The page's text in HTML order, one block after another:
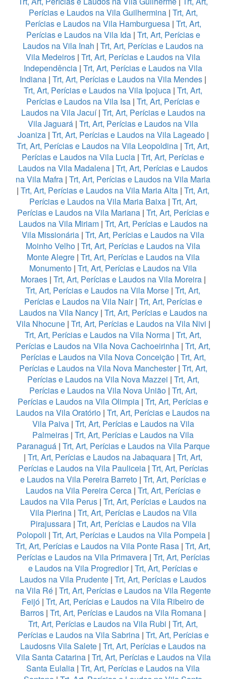
Perícias e Laudos na Vila Guilhermina| Trt, Art,
Perícias e Laudos na Vila Hamburguesa| Trt, Art,
Perícias e Laudos na Vila Ida| Trt, Art, Perícias e
Laudos na Vila Inah | Trt, Art, Perícias e Laudos na
Vila Medeiros | Trt, Art, Perícias e Laudos na Vila
Independência | Trt, Art, Perícias e Laudos na Vila
Indiana | Trt, Art, Perícias e Laudos na Vila Mendes |
Trt, Art, Perícias e Laudos na Vila Ipojuca | Trt, Art,
Perícias e Laudos na Vila Isa | Trt, Art, Perícias e
Laudos na Vila Jacuí| Trt, Art, Perícias e Laudos na
Vila Jaguará | Trt, Art, Perícias e Laudos na Vila
Joaniza| Trt, Art, Perícias e Laudos na Vila Lageado|
Trt, Art, Perícias e Laudos na Vila Leopoldina | Trt, Art,
Perícias e Laudos na Vila Lucia | Trt, Art, Perícias e
Laudos na Vila Madalena | Trt, Art, Perícias e Laudos
na Vila Mafra | Trt, Art, Perícias e Laudos na Vila Maria
| Trt, Art, Perícias e Laudos na Vila Maria Alta | Trt, Art,
Perícias e Laudos na Vila Maria Baixa| Trt, Art,
Perícias e Laudos na Vila Mariana| Trt, Art, Perícias e
Laudos na Vila Miriam| Trt, Art, Perícias e Laudos na
Vila Missionária | Trt, Art, Perícias e Laudos na Vila
Moinho Velho | Trt, Art, Perícias e Laudos na Vila
Monte Alegre| Trt, Art, Perícias e Laudos na Vila
Monumento | Trt, Art, Perícias e Laudos na Vila
Moraes| Trt, Art, Perícias e Laudos na Vila Moreira|
Trt, Art, Perícias e Laudos na Vila Morse | Trt, Art,
Perícias e Laudos na Vila Nair| Trt, Art, Perícias e
Laudos na Vila Nancy| Trt, Art, Perícias e Laudos na
Vila Nhocune| Trt, Art, Perícias e Laudos na Vila Nivi |
Trt, Art, Perícias e Laudos na Vila Norma | Trt, Art,
Perícias e Laudos na Vila Nova Cachoeirinha | Trt, Art,
Perícias e Laudos na Vila Nova Conceição| Trt, Art,
Perícias e Laudos na Vila Nova Manchester| Trt, Art,
Perícias e Laudos na Vila Nova Mazzei | Trt, Art,
Perícias e Laudos na Vila Nova União| Trt, Art,
Perícias e Laudos na Vila Olimpia | Trt, Art, Perícias e
Laudos na Vila Oratório | Trt, Art, Perícias e Laudos na
Vila Paiva| Trt, Art, Perícias e Laudos na Vila
Palmeiras | Trt, Art, Perícias e Laudos na Vila
Paranaguá| Trt, Art, Perícias e Laudos na Vila Parque
| Trt, Art, Perícias e Laudos na Jabaquara | Trt, Art,
Perícias e Laudos na Vila Pauliceia| Trt, Art, Perícias
e Laudos na Vila Pereira Barreto| Trt, Art, Perícias e
Laudos na Vila Pereira Cerca| Trt, Art, Perícias e
Laudos na Vila Perus| Trt, Art, Perícias e Laudos na
Vila Pierina| Trt, Art, Perícias e Laudos na Vila
Pirajussara| Trt, Art, Perícias e Laudos na Vila
Polopoli | Trt, Art, Perícias e Laudos na Vila Pompeia|
Trt, Art, Perícias e Laudos na Vila Ponte Rasa | Trt, Art,
Perícias e Laudos na Vila Primavera| Trt, Art, Perícias
e Laudos na Vila Progredior| Trt, Art, Perícias e
Laudos na Vila Prudente | Trt, Art, Perícias e Laudos
na Vila Ré | Trt, Art, Perícias e Laudos na Vila Regente
Feijó | Trt, Art, Perícias e Laudos na Vila Ribeiro de
Barros | Trt, Art, Perícias e Laudos na Vila Romana |
Trt, Art, Perícias e Laudos na Vila Rubi | Trt, Art,
Perícias e Laudos na Vila Sabrina| Trt, Art, Perícias e
Laudosns Vila Salete | Trt, Art, Perícias e Laudos na
Vila Santa Catarina| Trt, Art, Perícias e Laudos na Vila
Santa Eulalia | Trt, Art, Perícias e Laudos na Vila